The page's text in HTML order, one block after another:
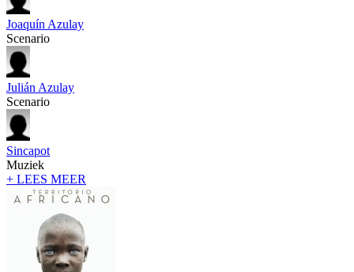
Joaquín Azulay
Scenario
Julián Azulay
Scenario
Sincapot
Muziek
+ LEES MEER